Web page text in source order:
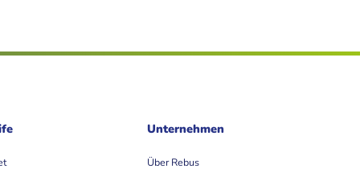
Unternehmen
Über Rebus